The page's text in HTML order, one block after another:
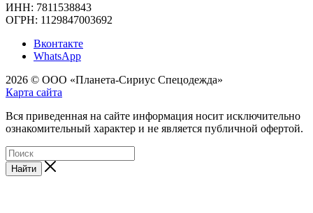
ИНН: 7811538843
ОГРН: 1129847003692
Вконтакте
WhatsApp
2026 © ООО «Планета-Сириус Спецодежда»
Карта сайта
Вся приведенная на сайте информация носит исключительно
ознакомительный характер и не является публичной офертой.
Найти